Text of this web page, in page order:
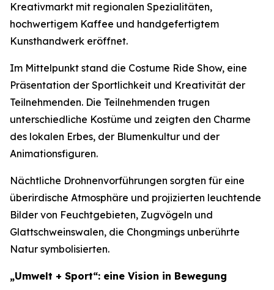
Kreativmarkt mit regionalen Spezialitäten,
hochwertigem Kaffee und handgefertigtem
Kunsthandwerk eröffnet.
Im Mittelpunkt stand die Costume Ride Show, eine
Präsentation der Sportlichkeit und Kreativität der
Teilnehmenden. Die Teilnehmenden trugen
unterschiedliche Kostüme und zeigten den Charme
des lokalen Erbes, der Blumenkultur und der
Animationsfiguren.
Nächtliche Drohnenvorführungen sorgten für eine
überirdische Atmosphäre und projizierten leuchtende
Bilder von Feuchtgebieten, Zugvögeln und
Glattschweinswalen, die Chongmings unberührte
Natur symbolisierten.
„Umwelt + Sport“: eine Vision in Bewegung